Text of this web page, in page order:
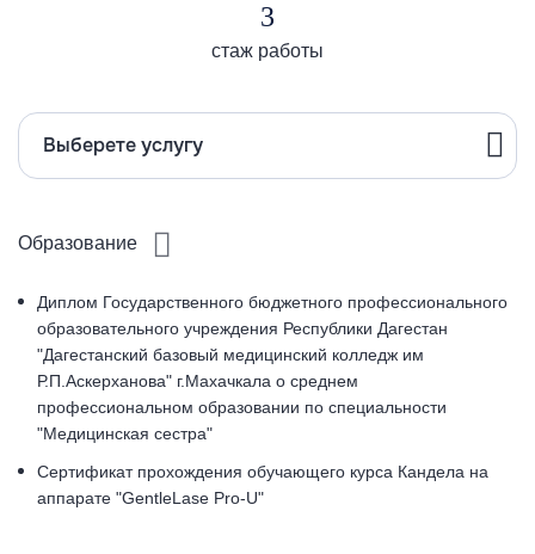
3
стаж работы
Выберете услугу
Образование
Диплом Государственного бюджетного профессионального
образовательного учреждения Республики Дагестан
"Дагестанский базовый медицинский колледж им
Р.П.Аскерханова" г.Махачкала о среднем
профессиональном образовании по специальности
"Медицинская сестра"
Сертификат прохождения обучающего курса Кандела на
аппарате "GentleLase Pro-U"